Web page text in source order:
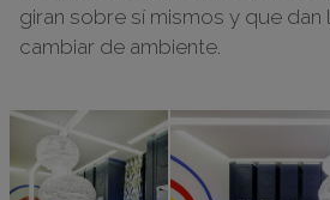
giran sobre sí mismos y que
cambiar de ambiente.